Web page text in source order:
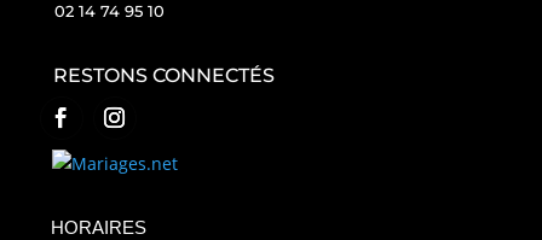
02 14 74 95 10
RESTONS CONNECTÉS
HORAIRES